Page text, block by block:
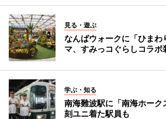
見る・遊ぶ
なんばウォークに「ひま
マ、すみっコぐらしコラボ
学ぶ・知る
南海難波駅に「南海ホー
刻ユニ着た駅員も